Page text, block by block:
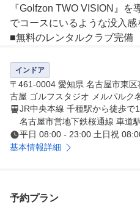
『Golfzon TWO VISION』
でコースにいるような没入感
■無料のレンタルクラブ完備
タルクラブを完備しておりま
■最大4名同時利用OK!!
追加料金一切なし。
ご家族、ご友人、会社の同僚
ラウンドでの対決をお楽し
■充実のホテルインスタイル
非日常を二重に味わえるホテ
■マンツーマンレッスンで上達
インドア
〒461-0004 愛知県 名古屋市東
古屋 ゴルフスタジオ メルパルク
JR中央本線 千種駅から徒歩で
名古屋市営地下鉄桜通線 車道
平日 08:00 - 23:00 土日祝
基本情報詳細
予約プラン